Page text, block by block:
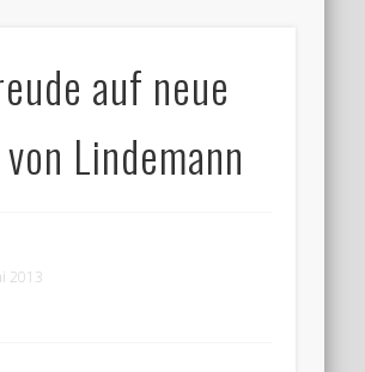
auf neue
Lindemann
2013